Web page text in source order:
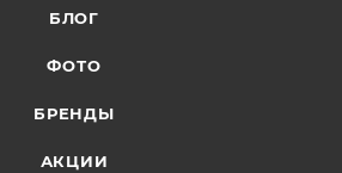
БЛОГ
ФОТО
БРЕНДЫ
АКЦИИ